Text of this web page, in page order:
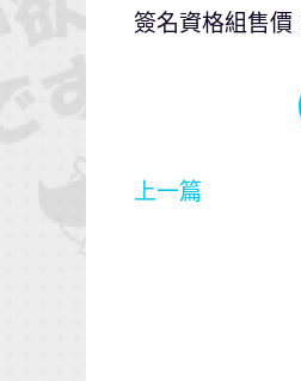
簽名資格組售
上一篇